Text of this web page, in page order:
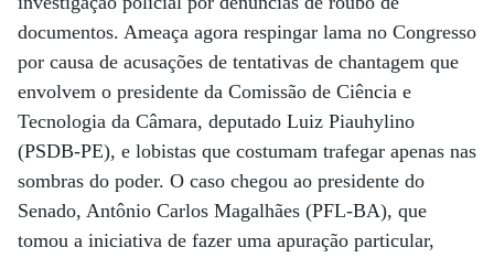
documentos. Ameaça agora respingar lama no Congresso
por causa de acusações de tentativas de chantagem que
envolvem o presidente da Comissão de Ciência e
Tecnologia da Câmara, deputado Luiz Piauhylino
(PSDB-PE), e lobistas que costumam trafegar apenas nas
sombras do poder. O caso chegou ao presidente do
Senado, Antônio Carlos Magalhães (PFL-BA), que
tomou a iniciativa de fazer uma apuração particular,